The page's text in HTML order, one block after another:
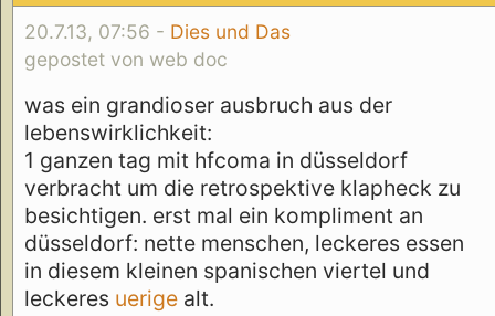
20.7.13, 07:56 - Dies und Das
gepostet von web doc
was ein grandioser ausbruch aus der
lebenswirklichkeit:
1 ganzen tag mit hfcoma in düsseldorf
verbracht um die retrospektive klapheck zu
besichtigen. erst mal ein kompliment an
düsseldorf: nette menschen, leckeres essen
in diesem kleinen spanischen viertel und
leckeres uerige alt.